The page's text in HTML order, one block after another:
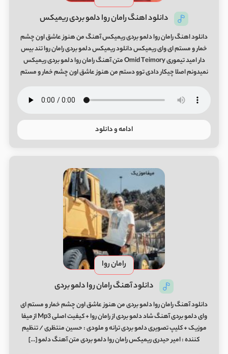
دانلود اهنگ رامان روا دلمو بردی ریمیکس
دانلود اهنگ رامان روا دلمو بردی ریمیکس آهنگ من هنوز عاشق اون چشم
خمار و مستم ای وای ریمیکس دانلود ریمیکس دلمو بردی رامان روا تند بیس
دار امید تیموری Omid Teimory متن آهنگ رامان روا دلمو بردی ریمیکس
نمیدونم اصلا چیکار دادی توو دستم من هنوز عاشق اون چشم خمار و مستم
ادامه و دانلود
رامان روا
دانلود آهنگ رامان روا دلمو بردی
دانلود آهنگ رامان روا دلمو بردی من هنوز عاشق اون چشم خمار و مستم ای
وای دلمو بردی آهنگ شاد دلمو بردی از رامان روا + کیفیت اصلی Mp3 از میفا
موزیک + کلیپ تصویری دلمو بردی ترانه و ملودی : حسین منتظری / تنظیم
کننده : امیر حیدری ریمیکس رامان روا دلمو بردی متن آهنگ دلمو […]